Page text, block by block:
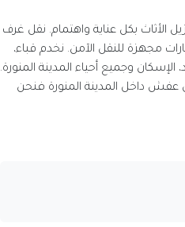
الأثاث بكل عناية واهتمام. نقل غرف
مجهزة للنقل الآمن. نخدم قباء،
الإسكان وجميع أحياء المدينة المنورة.
عفش داخل المدينة المنورة فنحن